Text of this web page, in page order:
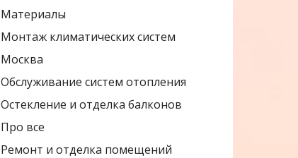
Материалы
Монтаж климатических систем
Москва
Обслуживание систем отопления
Остекление и отделка балконов
Про все
Ремонт и отделка помещений